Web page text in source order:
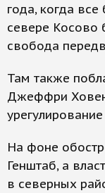
года, когда
севере Косово
свобода
Там также
Джеффри
На фоне
Генштаб, а
в северных